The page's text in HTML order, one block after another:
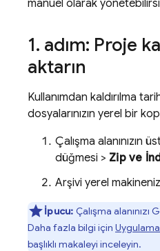
manuel olarak
1. adım: Proje
aktarın
Kullanımdan kaldırılma
dosyalarınızın yerel bir
Çalışma alanınızın
düğmesi > Zip ve
Arşivi yerel
İpucu: Çalışma
Daha fazla bilgi için
başlıklı makaleyi inceleyin.